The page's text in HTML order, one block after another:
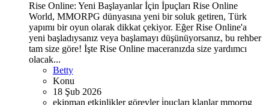
Rise Online: Yeni Başlayanlar İçin İpuçları Rise Online
World, MMORPG dünyasına yeni bir soluk getiren, Türk
yapımı bir oyun olarak dikkat çekiyor. Eğer Rise Online'a
yeni başladıysanız veya başlamayı düşünüyorsanız, bu rehber
tam size göre! İşte Rise Online maceranızda size yardımcı
olacak...
Betty
Konu
18 Şub 2026
ekipman etkinlikler görevleri̇puçları klanlarmmorpg